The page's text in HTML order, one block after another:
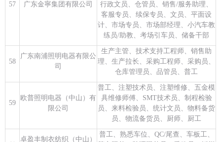
57 广东金寧集团有限公司
行政文员、仓管员、销售/服务助理、
客服专员、续保专员、文员、平面设
计、市场专员、市场部经理、小汽车教
练员/助教、考场引车员、储备干部
58
广东南浦照明电器有限公
司
生产主管、技术支持工程师、销售助
理、生产拉长、采购工程师、采购员、
仓库管理员、品管员、普工
59
欧普照明电器（中山）有
限公司
普工、注塑技术员、注塑维修、五金模
具维修师傅、SMT技术员、制程检验
员、来料检验员、统计文员、物料备货
员、物流备货员、厨师、厨工
卓盈丰制衣纺织（中山）
普工、熟悉车位、QC/尾查、车板工、